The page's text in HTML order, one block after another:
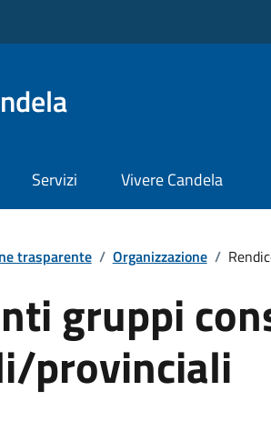
Servizi Vivere Candela
trasparente / Organizzazione /
gruppi
provinciali